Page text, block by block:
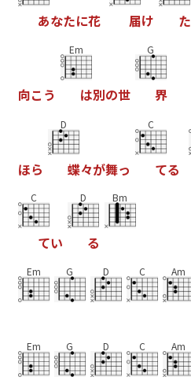
あなたに花 届け た
向こ う
Em
は別の世
G
界
ほら
D
蝶々が舞っ
C
てる
C
てい
D
る
Bm
Em G D C Am
Em G D C Am